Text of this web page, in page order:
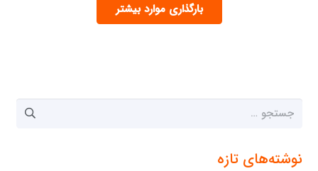
بارگذاری موارد بیشتر
جستجو
نوشته‌های تازه